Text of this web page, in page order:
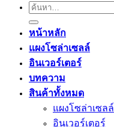
ค้นหา:
หน้าหลัก
แผงโซล่าเซลล์
อินเวอร์เตอร์
บทความ
สินค้าทั้งหมด
แผงโซล่าเซลล์
อินเวอร์เตอร์